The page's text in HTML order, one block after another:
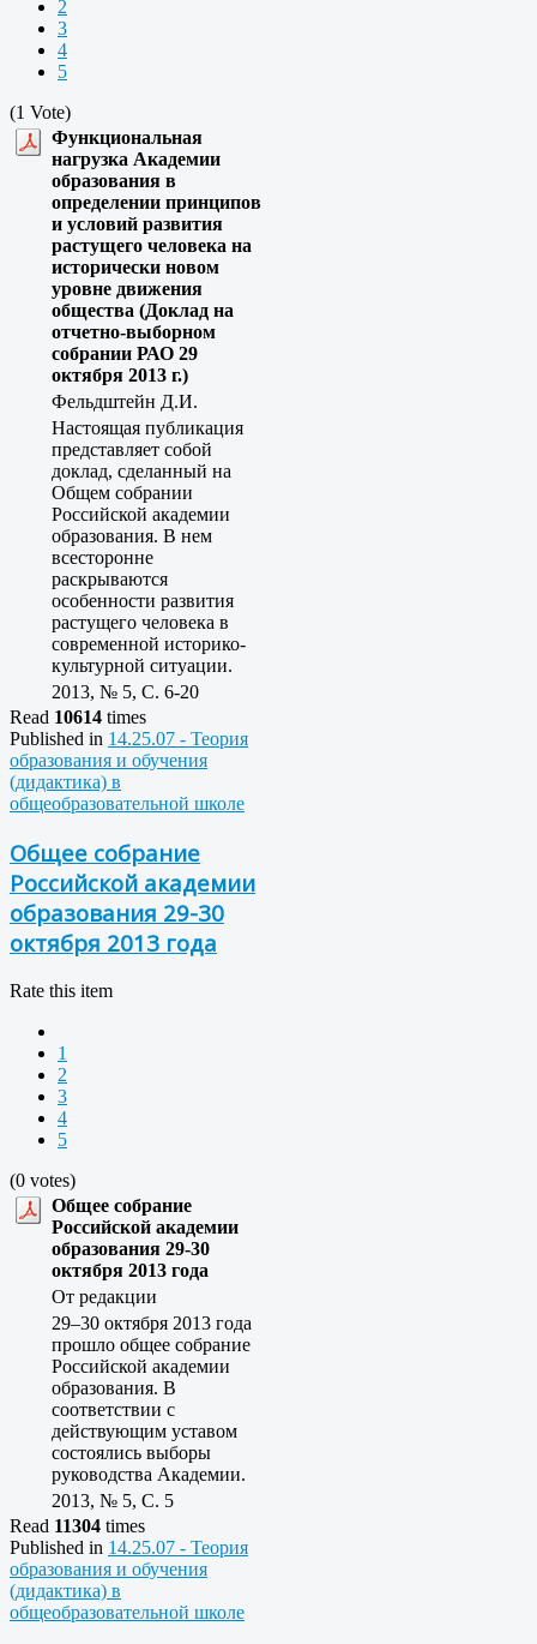
2
3
4
5
(1 Vote)
Функциональная
нагрузка Академии
образования в
определении принципов
и условий развития
растущего человека на
исторически новом
уровне движения
общества (Доклад на
отчетно-выборном
собрании РАО 29
октября 2013 г.)
Фельдштейн Д.И.
Настоящая публикация
представляет собой
доклад, сделанный на
Общем собрании
Российской академии
образования. В нем
всесторонне
раскрываются
особенности развития
растущего человека в
современной историко-
культурной ситуации.
2013, № 5, C. 6-20
Read 10614 times
Published in 14.25.07 - Теория
образования и обучения
(дидактика) в
общеобразовательной школе
Общее собрание
Российской академии
образования 29-30
октября 2013 года
Rate this item
1
2
3
4
5
(0 votes)
Общее собрание
Российской академии
образования 29-30
октября 2013 года
От редакции
29–30 октября 2013 года
прошло общее собрание
Российской академии
образования. В
соответствии с
действующим уставом
состоялись выборы
руководства Академии.
2013, № 5, C. 5
Read 11304 times
Published in 14.25.07 - Теория
образования и обучения
(дидактика) в
общеобразовательной школе